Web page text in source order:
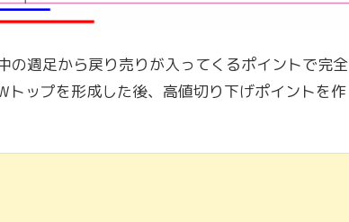
の週足から戻り売りが入ってくるポイントで完全
ップを形成した後、高値切り下げポイントを作